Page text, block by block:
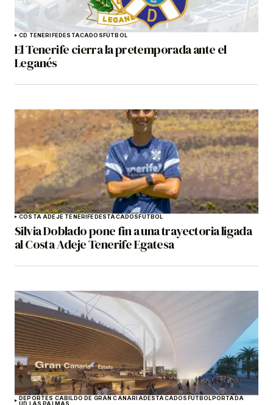
CD TENERIFEDESTACADOSFÚTBOL
El Tenerife cierra la pretemporada ante el
Leganés
COSTA ADEJE TENERIFEDESTACADOSFÚTBOL
Silvia Doblado pone fin a una trayectoria ligada
al Costa Adeje Tenerife Egatesa
DEPORTES CABILDO DE GRAN CANARIADESTACADOSFÚTBOLPORTADA
UD LAS PALMAS